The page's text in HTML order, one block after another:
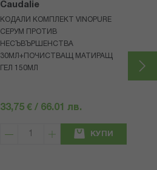
Caudalie
КОДАЛИ КОМПЛЕКТ VINOPURE
СЕРУМ ПРОТИВ
НЕСЪВЪРШЕНСТВА
30МЛ+ПОЧИСТВАЩ МАТИРАЩ
ГЕЛ 150МЛ
33,75 € / 66.01 лв.
КУПИ